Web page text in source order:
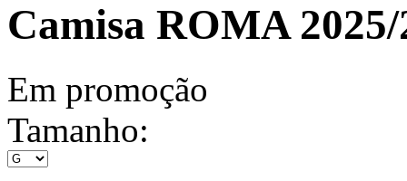
Camisa ROMA
Em promoção
Tamanho: